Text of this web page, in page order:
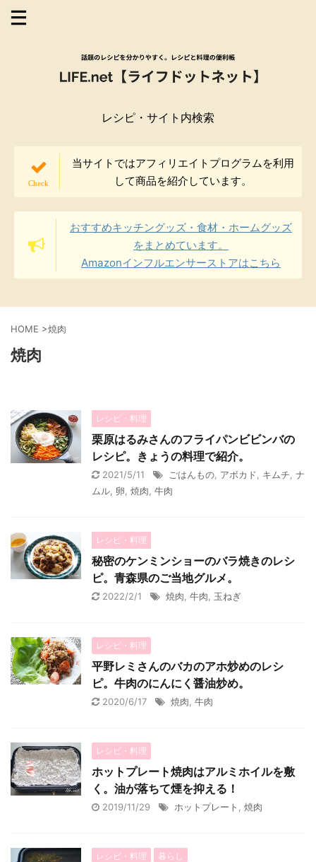
レシピ・サイト内検索
当サイトではアフィリエイトプログラムを利用
して商品を紹介しています。
おすすめキッチングッズ・食材・ホームグッズ
をまとめています。
Amazonインフルエンサーストアはこちら
HOME >焼肉
焼肉
レシピ・料理
栗原はるみさんのフライパンビビンバの
レシピ。きょうの料理で紹介。
2021/5/11 ごはんもの アボカド キムチ ナ
ムル 卵 焼肉 牛肉
レシピ・料理
秘密のケンミンショーのバラ焼きのレシ
ピ。青森県のご当地グルメ。
2022/2/1 焼肉 牛肉 玉ねぎ
レシピ・料理
平野レミさんのバカのアホ炒めのレシ
ピ。牛肉のにんにく醤油炒め。
2020/6/17 焼肉 牛肉
レシピ・料理
ホットプレート焼肉はアルミホイルを敷
く。油が落ちて煙を抑える！
2019/11/29 ホットプレート 焼肉
レシピ・料理 暮らし